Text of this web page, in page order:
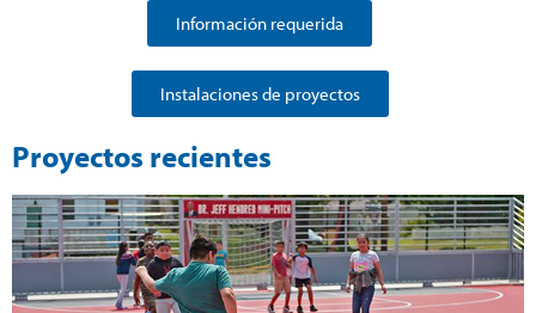
Información requerida
Instalaciones de proyectos
Proyectos recientes